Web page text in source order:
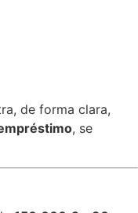
de forma clara,
, se